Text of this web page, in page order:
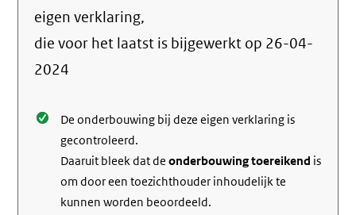
over
eigen verklaring,
die voor het laatst is bijgewerkt op 26-04-
2024
De onderbouwing bij deze eigen verklaring is
gecontroleerd.
Daaruit bleek dat deonderbouwing toereikend is
om door een toezichthouder inhoudelijk te
kunnen worden beoordeeld.